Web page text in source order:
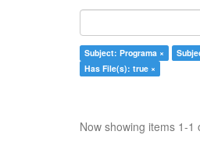
Subject: Programa ×
Has File(s): true ×
Now showing items 1-1